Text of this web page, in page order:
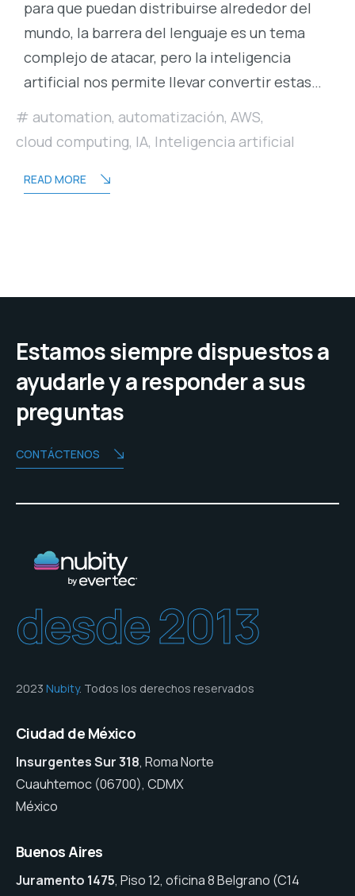
para que puedan distribuirse alrededor del
mundo, la barrera del lenguaje es un tema
complejo de atacar, pero la inteligencia
artificial nos permite llevar convertir estas…
automation, automatización, AWS,
cloud computing, IA, Inteligencia artificial
READ MORE
Estamos siempre dispuestos a
ayudarle y a responder a sus
preguntas
CONTÁCTENOS
desde 2013
2023 Nubity. Todos los derechos reservados
Ciudad de México
Insurgentes Sur 318, Roma Norte
Cuauhtemoc (06700), CDMX
México
Buenos Aires
Juramento 1475, Piso 12, oficina 8 Belgrano (C14